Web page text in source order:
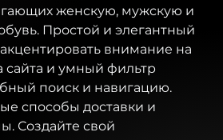
женскую, мужскую и
Простой и элегантный
внимание на
сайта и умный фильтр
поиск и навигацию.
способы доставки и
Создайте свой